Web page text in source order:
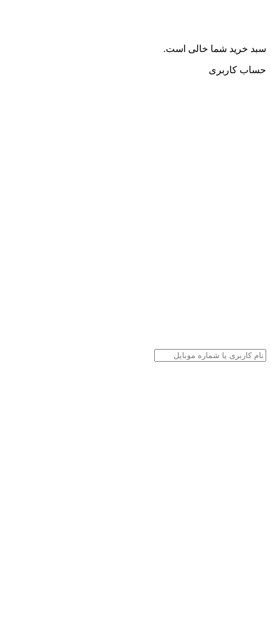
سبد خرید شما خالی است.
حساب کاربری